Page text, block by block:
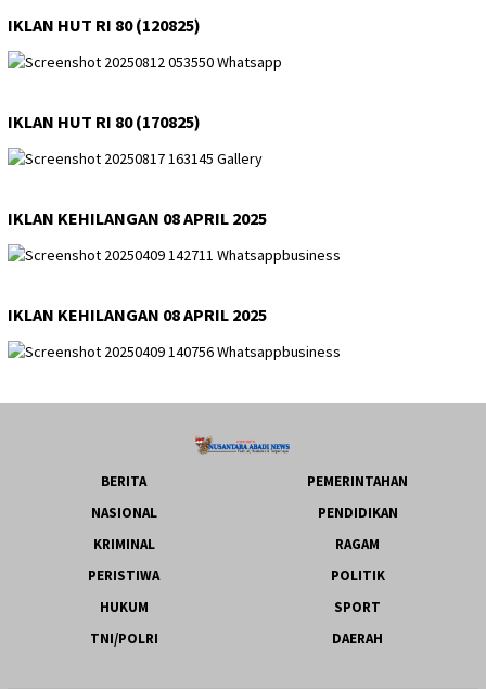
IKLAN HUT RI 80 (120825)
IKLAN HUT RI 80 (170825)
IKLAN KEHILANGAN 08 APRIL 2025
IKLAN KEHILANGAN 08 APRIL 2025
BERITA
PEMERINTAHAN
NASIONAL
PENDIDIKAN
KRIMINAL
RAGAM
PERISTIWA
POLITIK
HUKUM
SPORT
TNI/POLRI
DAERAH